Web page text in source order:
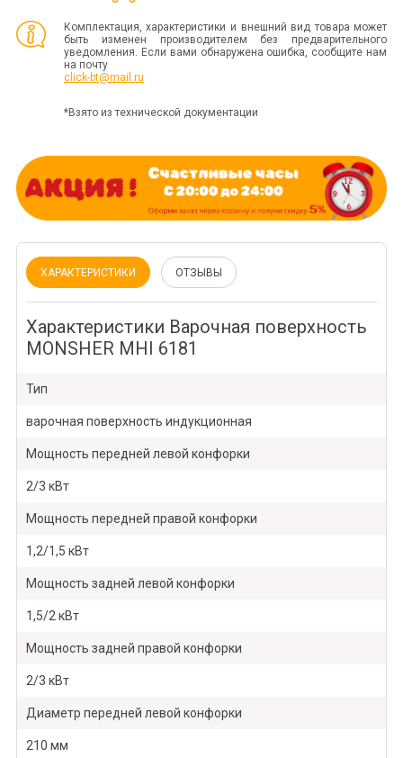
Комплектация, характеристики и внешний вид товара может
быть изменен производителем без предварительного
уведомления. Если вами обнаружена ошибка, сообщите нам
на почту
click-bt@mail.ru
*Взято из технической документации
ХАРАКТЕРИСТИКИ ОТЗЫВЫ
Характеристики Варочная поверхность
MONSHER MHI 6181
Тип
варочная поверхность индукционная
Мощность передней левой конфорки
2/3 кВт
Мощность передней правой конфорки
1,2/1,5 кВт
Мощность задней левой конфорки
1,5/2 кВт
Мощность задней правой конфорки
2/3 кВт
Диаметр передней левой конфорки
210 мм